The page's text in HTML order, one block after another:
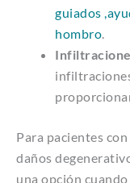
guiados
hombro.
Para pacientes
daños
una opción